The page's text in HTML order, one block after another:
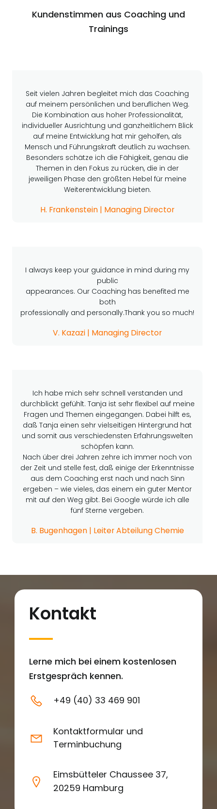
Kundenstimmen aus Coaching und
Trainings
Seit vielen Jahren begleitet mich das Coaching
auf meinem persönlichen und beruflichen Weg.
Die Kombination aus hoher Professionalität,
individueller Ausrichtung und ganzheitlichem Blick
auf meine Entwicklung hat mir geholfen, als
Mensch und Führungskraft deutlich zu wachsen.
Besonders schätze ich die Fähigkeit, genau die
Themen in den Fokus zu rücken, die in der
jeweiligen Phase den größten Hebel für meine
Weiterentwicklung bieten.
H. Frankenstein | Managing Director
I always keep your guidance in mind during my
public
appearances. Our Coaching has benefited me
both
professionally and personally.Thank you so much!
V. Kazazi | Managing Director
Ich habe mich sehr schnell verstanden und
durchblickt gefühlt. Tanja ist sehr flexibel auf meine
Fragen und Themen eingegangen. Dabei hilft es,
daß Tanja einen sehr vielseitigen Hintergrund hat
und somit aus verschiedensten Erfahrungswelten
schöpfen kann.
Nach über drei Jahren zehre ich immer noch von
der Zeit und stelle fest, daß einige der Erkenntnisse
aus dem Coaching erst nach und nach Sinn
ergeben – wie vieles, das einem ein guter Mentor
mit auf den Weg gibt. Bei Google würde ich alle
fünf Sterne vergeben.
B. Bugenhagen | Leiter Abteilung Chemie
Kontakt
Lerne mich bei einem kostenlosen
Erstgespräch kennen.
+49 (40) 33 469 901
Kontaktformular und
Terminbuchung
Eimsbütteler Chaussee 37,
20259 Hamburg